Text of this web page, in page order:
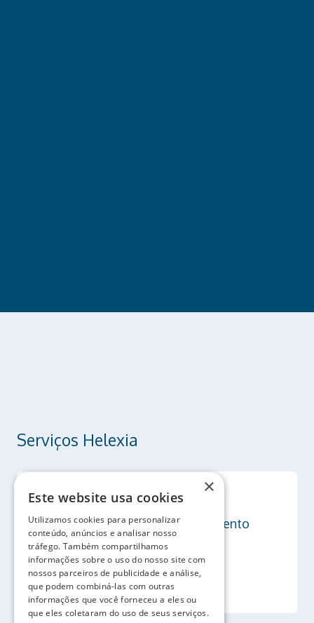
Serviços Helexia
Autoconsumo solar e armazenamento
Saber mais
×
Este website usa cookies
Utilizamos cookies para personalizar
conteúdo, anúncios e analisar nosso
tráfego. Também compartilhamos
informações sobre o uso do nosso site com
nossos parceiros de publicidade e análise,
que podem combiná-las com outras
informações que você forneceu a eles ou
que eles coletaram do uso de seus serviços.